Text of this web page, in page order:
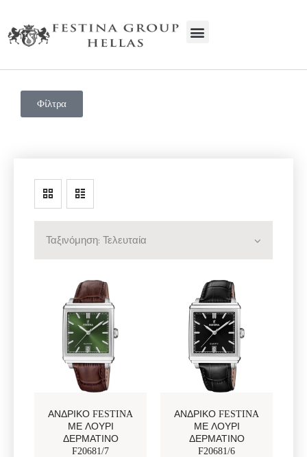
FESTINA GROUP HELLAS
Ρολόγια | Service | Κοσμήματα
ΑΡΧΙΚΗ
SERVICE
ΕΠΙΚΟΙΝΩΝΊΑ
ΧΟΝΔΡΙΚΉ
Φίλτρα
ΑΝΔΡΙΚΌ FESTINA
ΜΕ ΛΟΥΡΊ
ΔΕΡΜΆΤΙΝΟ
F20681/7
ΑΝΔΡΙΚΌ FESTINA
ΜΕ ΛΟΥΡΊ
ΔΕΡΜΆΤΙΝΟ
F20681/6